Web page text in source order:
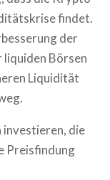
findet.
der
Börsen
Liquidität
investieren, die
Preisfindung